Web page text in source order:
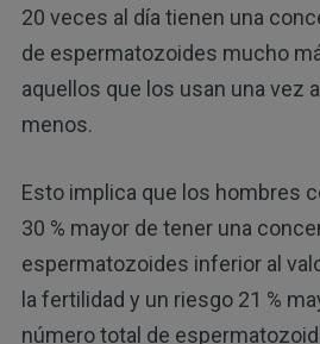
20 veces al día tienen una
de espermatozoides mucho
aquellos que los usan una vez
menos.
Esto implica que los hombres
30 % mayor de tener una
espermatozoides inferior al
la fertilidad y un riesgo 21 %
número total de